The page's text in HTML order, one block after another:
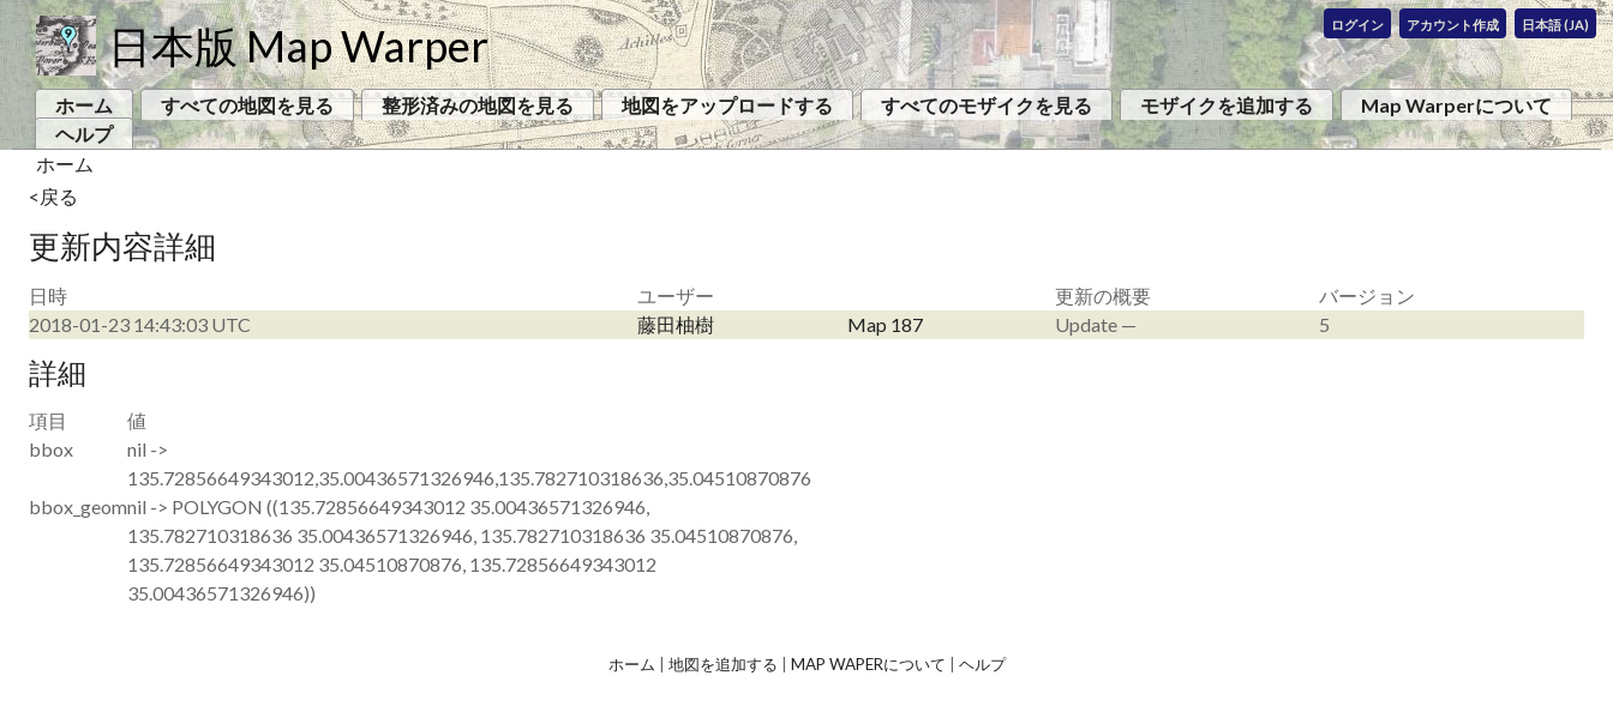
日本版 Map Warper ログイン アカウント作成 日本語 (JA)
ホーム すべての地図を見る 整形済みの地図を見る 地図をアップロードする すべてのモザイクを見る モザイクを追加する
Map Warperについて
ヘルプ
ホーム
<戻る
更新内容詳細
日時 ユーザー 更新の概要
バージョン
2018-01-23 14:43:03 UTC
藤田柚樹 Map 187 Update — 5
詳細
項目
値
bbox
nil ->
135.72856649343012,35.00436571326946,135.782710318636,35.04510870876
bbox_geomnil -> POLYGON ((135.72856649343012 35.00436571326946,
135.782710318636 35.00436571326946, 135.782710318636 35.04510870876,
135.72856649343012 35.04510870876, 135.72856649343012
35.00436571326946))
ホーム | 地図を追加する | MAP WAPERについて | ヘルプ